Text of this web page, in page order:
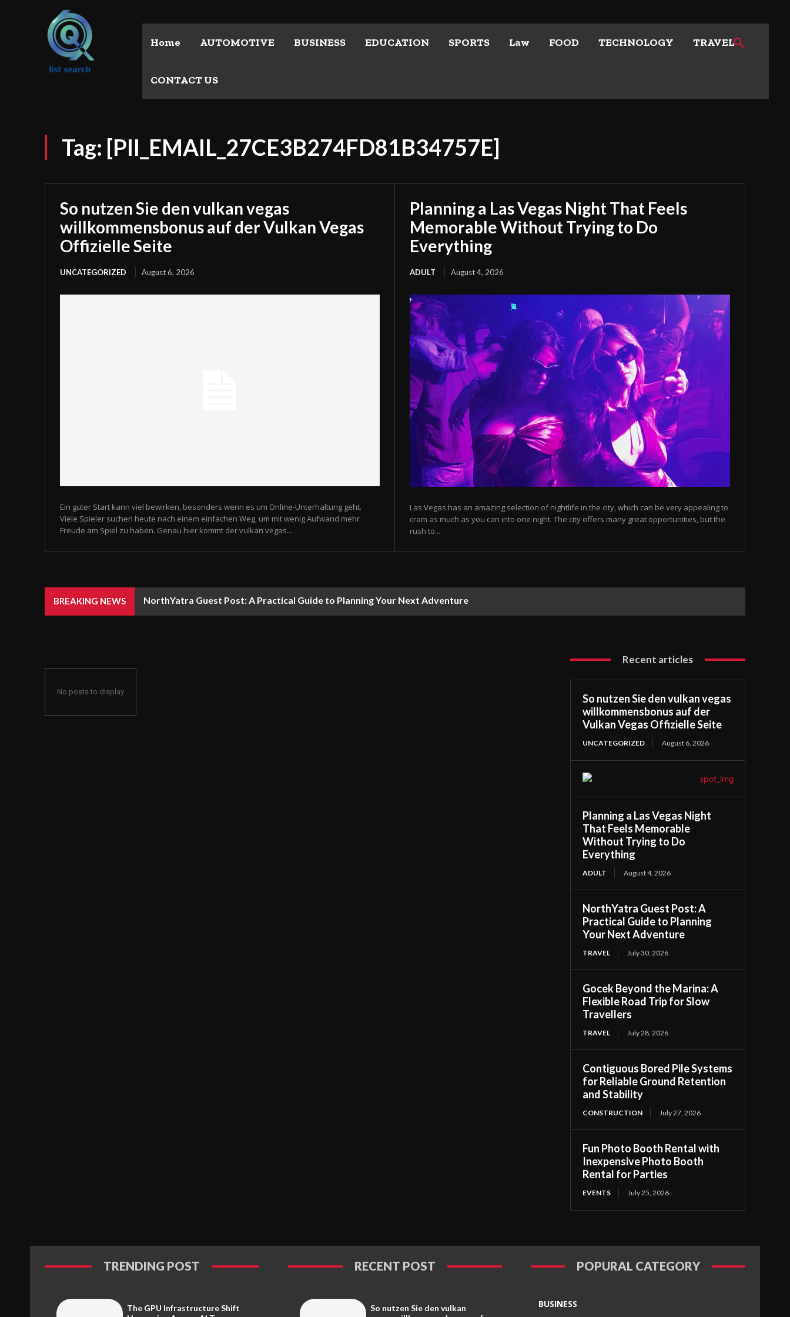
Home AUTOMOTIVE BUSINESS EDUCATION SPORTS Law FOOD TECHNOLOGY TRAVEL
CONTACT US
Tag: [PII_EMAIL_27CE3B274FD81B34757E]
So nutzen Sie den vulkan vegas
willkommensbonus auf der Vulkan Vegas
Offizielle Seite
UNCATEGORIZED August 6, 2026
Ein guter Start kann viel bewirken, besonders wenn es um Online-Unterhaltung geht.
Viele Spieler suchen heute nach einem einfachen Weg, um mit wenig Aufwand mehr
Freude am Spiel zu haben. Genau hier kommt der vulkan vegas...
Planning a Las Vegas Night That Feels
Memorable Without Trying to Do
Everything
ADULT August 4, 2026
Las Vegas has an amazing selection of nightlife in the city, which can be very appealing to
cram as much as you can into one night. The city offers many great opportunities, but the
rush to...
BREAKING NEWS NorthYatra Guest Post: A Practical Guide to Planning Your Next Adventure
No posts to display
Recent articles
So nutzen Sie den vulkan vegas
willkommensbonus auf der
Vulkan Vegas Offizielle Seite
UNCATEGORIZED August 6, 2026
Planning a Las Vegas Night
That Feels Memorable
Without Trying to Do
Everything
ADULT August 4, 2026
NorthYatra Guest Post: A
Practical Guide to Planning
Your Next Adventure
TRAVEL July 30, 2026
Gocek Beyond the Marina: A
Flexible Road Trip for Slow
Travellers
TRAVEL July 28, 2026
Contiguous Bored Pile Systems
for Reliable Ground Retention
and Stability
CONSTRUCTION July 27, 2026
Fun Photo Booth Rental with
Inexpensive Photo Booth
Rental for Parties
EVENTS July 25, 2026
TRENDING POST
The GPU Infrastructure Shift
RECENT POST
So nutzen Sie den vulkan
POPURAL CATEGORY
BUSINESS